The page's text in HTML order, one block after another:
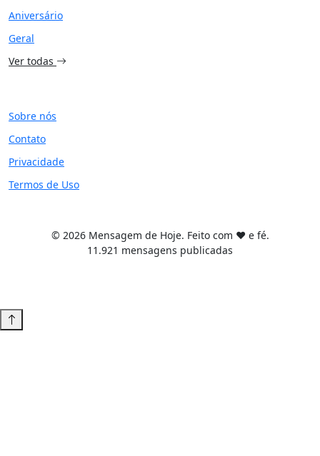
Aniversário
Geral
Ver todas
Sobre nós
Contato
Privacidade
Termos de Uso
© 2026 Mensagem de Hoje. Feito com ❤️ e fé.
11.921 mensagens publicadas